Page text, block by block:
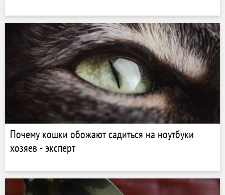
Почему кошки обожают садиться на ноутбуки
хозяев - эксперт